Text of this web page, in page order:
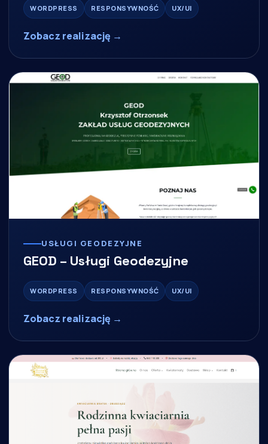
WORDPRESS RESPONSYWNOŚĆ UX/UI
Zobacz realizację →
USŁUGI GEODEZYJNE
GEOD – Usługi Geodezyjne
WORDPRESS RESPONSYWNOŚĆ UX/UI
Zobacz realizację →